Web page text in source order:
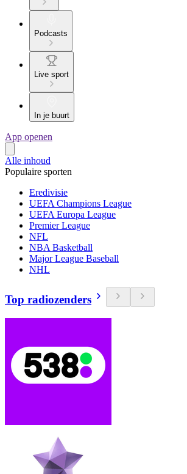
Podcasts
Live sport
In je buurt
App openen
Alle inhoud
Populaire sporten
Eredivisie
UEFA Champions League
UEFA Europa League
Premier League
NFL
NBA Basketball
Major League Baseball
NHL
Top radiozenders